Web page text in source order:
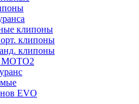
клипоны
клипоны
клипоны
EVO